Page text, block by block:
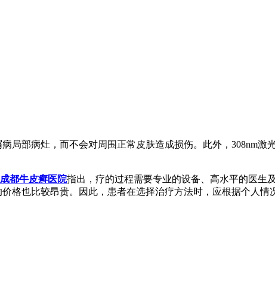
局部病灶，而不会对周围正常皮肤造成损伤。此外，308nm
成都牛皮癣医院指出，疗的过程需要专业的设备、高水平的医生
格也比较昂贵。因此，患者在选择治疗方法时，应根据个人情